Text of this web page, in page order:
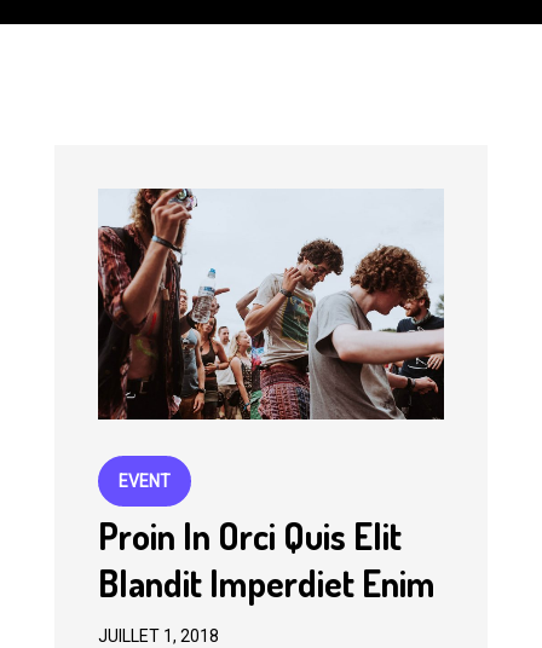
EVENT
Proin In Orci Quis Elit
Blandit Imperdiet Enim
JUILLET 1, 2018